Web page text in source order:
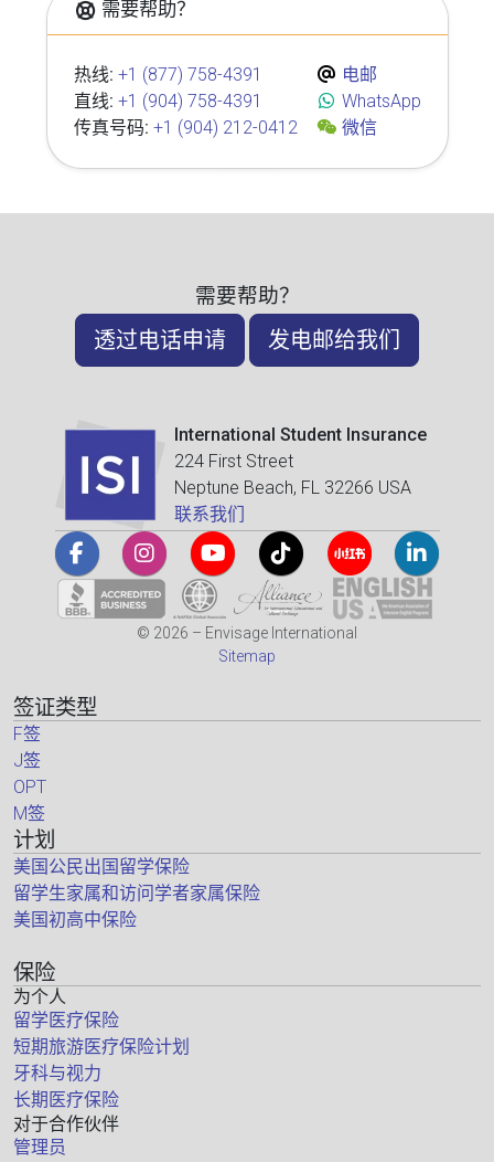
需要帮助？
热线: +1 (877) 758-4391
直线: +1 (904) 758-4391
传真号码: +1 (904) 212-0412
电邮
WhatsApp
微信
需要帮助？
透过电话申请 发电邮给我们
International Student Insurance
224 First Street
Neptune Beach, FL 32266 USA
联系我们
© 2026 – Envisage International
Sitemap
签证类型
F签
J签
OPT
M签
计划
美国公民出国留学保险
留学生家属和访问学者家属保险
美国初高中保险
保险
为个人
留学医疗保险
短期旅游医疗保险计划
牙科与视力
长期医疗保险
对于合作伙伴
管理员